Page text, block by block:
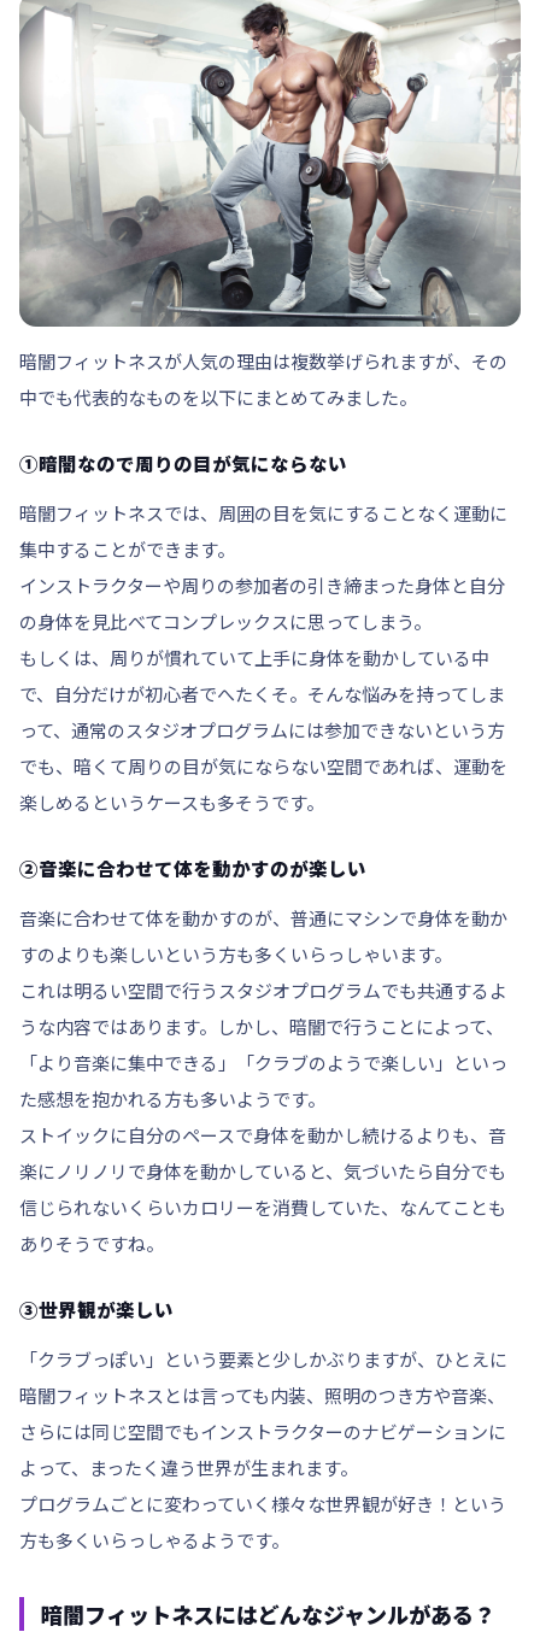
暗闇フィットネスが人気の理由は複数挙げられますが、その
中でも代表的なものを以下にまとめてみました。
①暗闇なので周りの目が気にならない
暗闇フィットネスでは、周囲の目を気にすることなく運動に
集中することができます。
インストラクターや周りの参加者の引き締まった身体と自分
の身体を見比べてコンプレックスに思ってしまう。
もしくは、周りが慣れていて上手に身体を動かしている中
で、自分だけが初心者でへたくそ。そんな悩みを持ってしま
って、通常のスタジオプログラムには参加できないという方
でも、暗くて周りの目が気にならない空間であれば、運動を
楽しめるというケースも多そうです。
②音楽に合わせて体を動かすのが楽しい
音楽に合わせて体を動かすのが、普通にマシンで身体を動か
すのよりも楽しいという方も多くいらっしゃいます。
これは明るい空間で行うスタジオプログラムでも共通するよ
うな内容ではあります。しかし、暗闇で行うことによって、
「より音楽に集中できる」「クラブのようで楽しい」といっ
た感想を抱かれる方も多いようです。
ストイックに自分のペースで身体を動かし続けるよりも、音
楽にノリノリで身体を動かしていると、気づいたら自分でも
信じられないくらいカロリーを消費していた、なんてことも
ありそうですね。
③世界観が楽しい
「クラブっぽい」という要素と少しかぶりますが、ひとえに
暗闇フィットネスとは言っても内装、照明のつき方や音楽、
さらには同じ空間でもインストラクターのナビゲーションに
よって、まったく違う世界が生まれます。
プログラムごとに変わっていく様々な世界観が好き！という
方も多くいらっしゃるようです。
暗闇フィットネスにはどんなジャンルがある？